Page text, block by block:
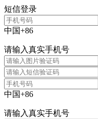
短信登录
中国+86
请输入真实手机号
中国+86
请输入真实手机号